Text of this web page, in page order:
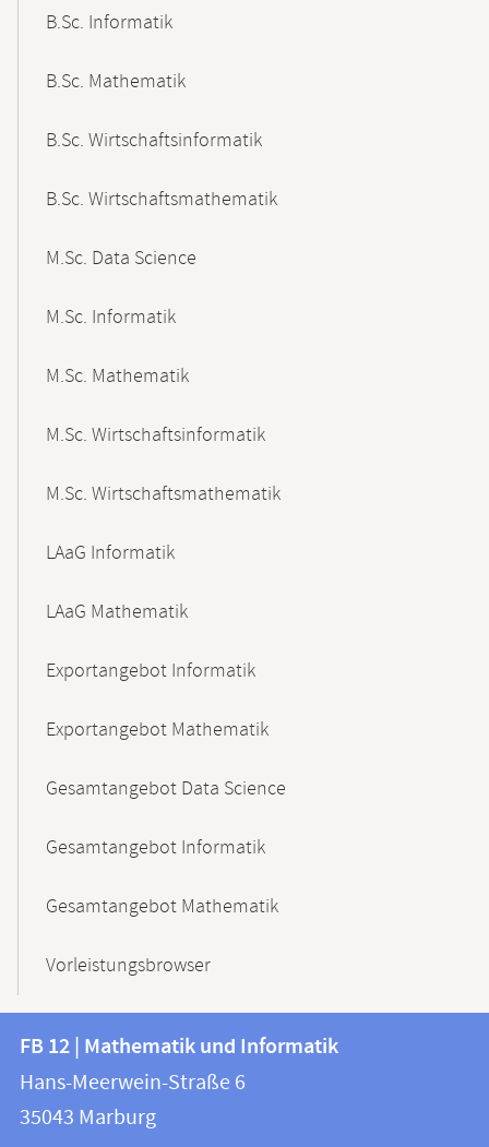
B.Sc. Informatik
B.Sc. Mathematik
B.Sc. Wirtschaftsinformatik
B.Sc. Wirtschaftsmathematik
M.Sc. Data Science
M.Sc. Informatik
M.Sc. Mathematik
M.Sc. Wirtschaftsinformatik
M.Sc. Wirtschaftsmathematik
LAaG Informatik
LAaG Mathematik
Exportangebot Informatik
Exportangebot Mathematik
Gesamtangebot Data Science
Gesamtangebot Informatik
Gesamtangebot Mathematik
Vorleistungsbrowser
Kontakt
und
Informationen
FB
12
|
FB 12 | Mathematik und Informatik
Hans-Meerwein-Straße 6
35043 Marburg